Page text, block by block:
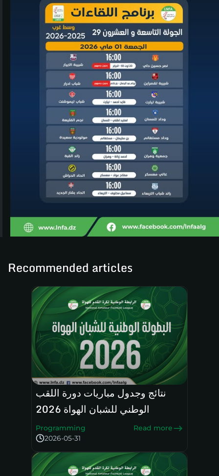
Recommended articles
نتائج وجدول مباريات دورة اللقب
الوطني للشبان الهواة 2026
2026-05-31
Programming Read more